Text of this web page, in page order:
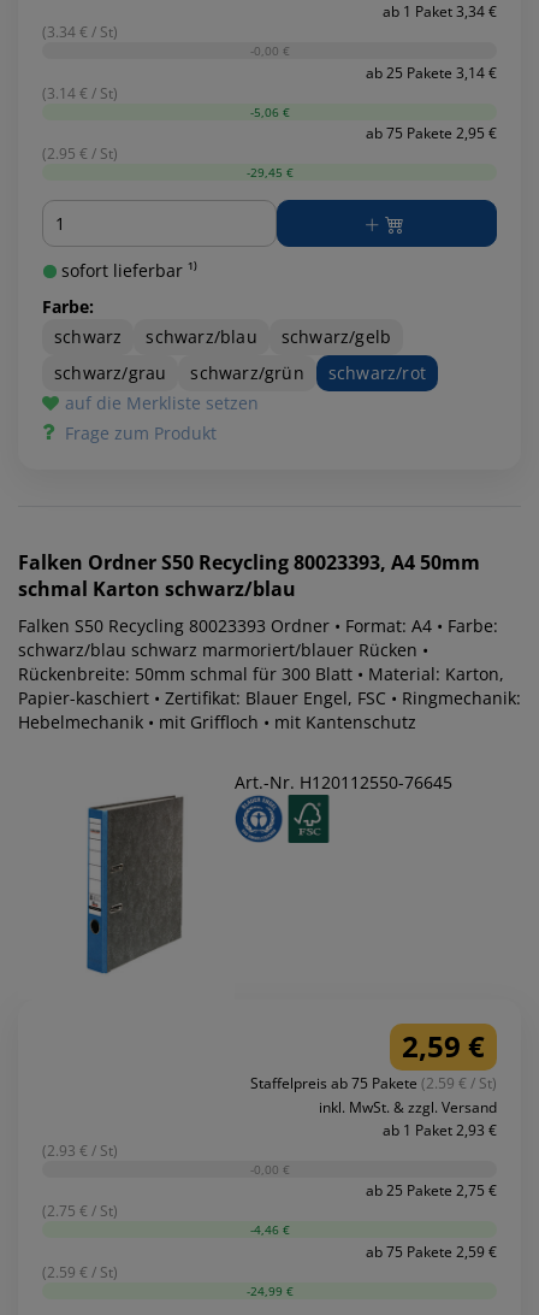
ab 1 Paket 3,34 €
(3.34 € / St)
-0,00 €
ab 25 Pakete 3,14 €
(3.14 € / St)
-5,06 €
ab 75 Pakete 2,95 €
(2.95 € / St)
-29,45 €
Menge
sofort lieferbar ¹⁾
Farbe:
schwarz
schwarz/blau
schwarz/gelb
schwarz/grau
schwarz/grün
schwarz/rot
auf die Merkliste setzen
Frage zum Produkt
Falken Ordner S50 Recycling 80023393, A4 50mm
schmal Karton schwarz/blau
Falken S50 Recycling 80023393 Ordner • Format: A4 • Farbe:
schwarz/blau schwarz marmoriert/blauer Rücken •
Rückenbreite: 50mm schmal für 300 Blatt • Material: Karton,
Papier-kaschiert • Zertifikat: Blauer Engel, FSC • Ringmechanik:
Hebelmechanik • mit Griffloch • mit Kantenschutz
Art.-Nr. H120112550-76645
2,59 €
Staffelpreis ab 75 Pakete (2.59 € / St)
inkl. MwSt. & zzgl. Versand
ab 1 Paket 2,93 €
(2.93 € / St)
-0,00 €
ab 25 Pakete 2,75 €
(2.75 € / St)
-4,46 €
ab 75 Pakete 2,59 €
(2.59 € / St)
-24,99 €